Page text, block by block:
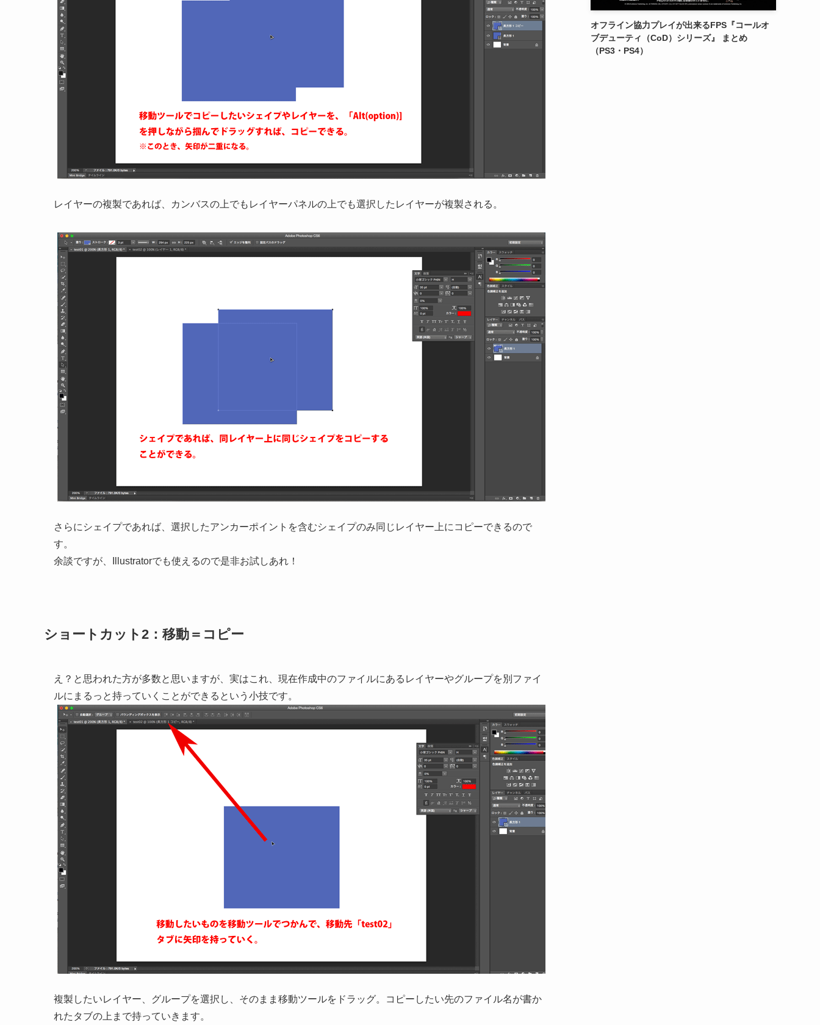
レイヤーの複製であれば、カンバスの上でもレイヤーパネルの上でも選択したレイヤーが複製される。
さらにシェイプであれば、選択したアンカーポイントを含むシェイプのみ同じレイヤー上にコピーできるので
す。
余談ですが、Illustratorでも使えるので是非お試しあれ！
ショートカット2：移動＝コピー
え？と思われた方が多数と思いますが、実はこれ、現在作成中のファイルにあるレイヤーやグループを別ファイ
ルにまるっと持っていくことができるという小技です。
複製したいレイヤー、グループを選択し、そのまま移動ツールをドラッグ。コピーしたい先のファイル名が書か
れたタブの上まで持っていきます。
オフライン協力プレイが出来るFPS『コールオ
ブデューティ（CoD）シリーズ』 まとめ
（PS3・PS4）